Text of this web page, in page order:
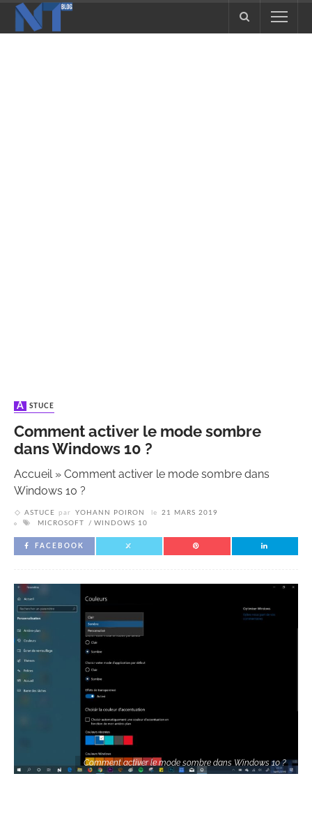
ASTUCE
Comment activer le mode sombre
dans Windows 10 ?
Accueil» Comment activer le mode sombre dans
Windows 10 ?
ASTUCE par YOHANN POIRON le
21 MARS 2019
MICROSOFT
WINDOWS 10
FACEBOOK
Comment activer le mode sombre dans Windows 10 ?